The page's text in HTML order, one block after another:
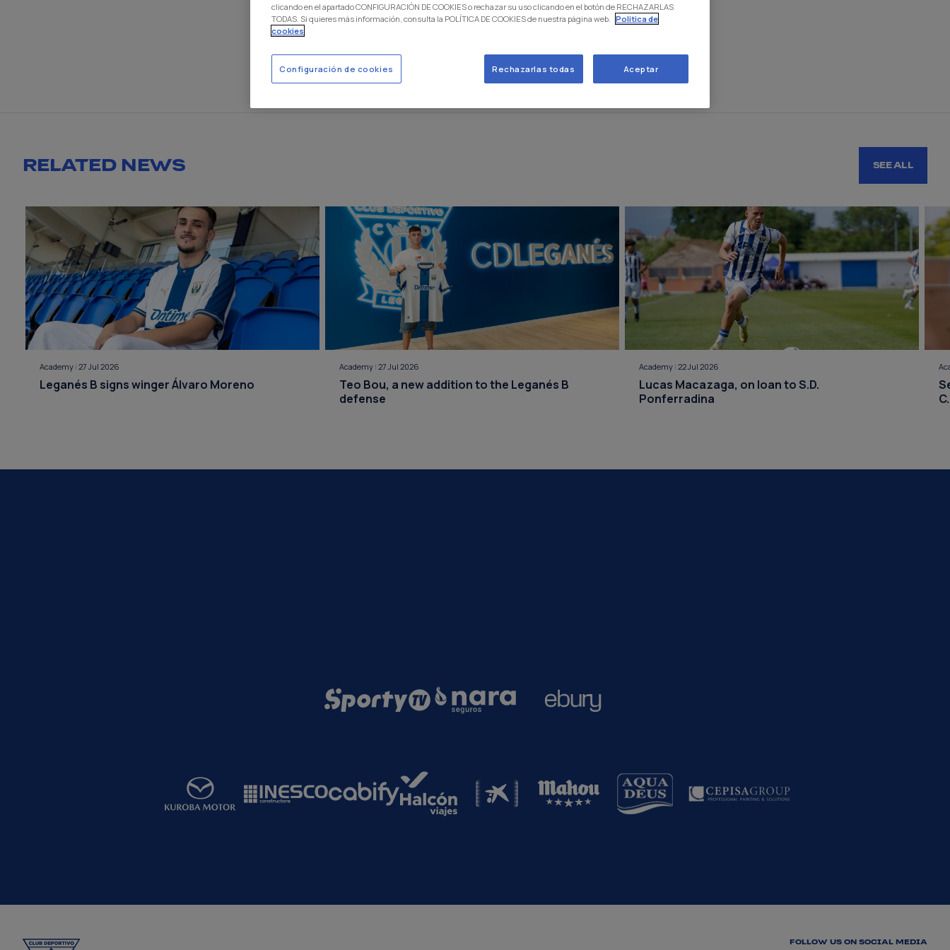
RELATED NEWS SEE ALL
Academy | 27 Jul 2026
Leganés B signs winger Álvaro Moreno
Academy | 27 Jul 2026
Teo Bou, a new addition to the Leganés B
defense
Academy | 22 Jul 2026
Lucas Macazaga, on loan to S.D.
Ponferradina
FOLLOW US ON SOCIAL MEDIA
clicando en el apartado CONFIGURACIÓN DE COOKIES o rechazar su uso clicando en el botón de RECHAZARLAS
TODAS. Si quieres más información, consulta la POLÍTICA DE COOKIES de nuestra página web.
Politica de
cookies
Rechazarlas todas Aceptar
Configuración de cookies